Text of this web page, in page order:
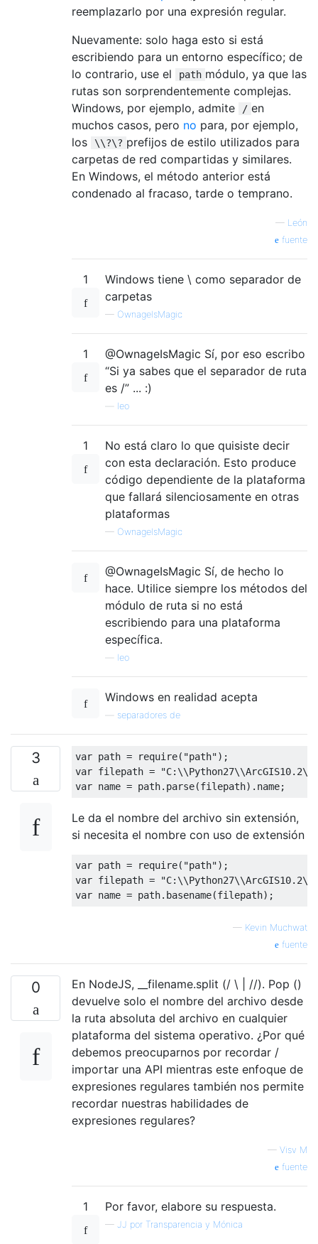
reemplazarlo por una expresión regular.
Nuevamente: solo haga esto si está
escribiendo para un entorno específico; de
lo contrario, use el
path módulo, ya que las
rutas son sorprendentemente complejas.
Windows, por ejemplo, admite
/ en
muchos casos, pero no para, por ejemplo,
los
\\?\? prefijos de estilo utilizados para
carpetas de red compartidas y similares.
En Windows, el método anterior está
condenado al fracaso, tarde o temprano.
— León
fuente
1
Windows tiene \ como separador de
carpetas
— OwnageIsMagic
1
@OwnageIsMagic Sí, por eso escribo
“Si ya sabes que el separador de ruta
es /” ... :)
leo
1
No está claro lo que quisiste decir
con esta declaración. Esto produce
código dependiente de la plataforma
que fallará silenciosamente en otras
plataformas
— OwnageIsMagic
@OwnageIsMagic Sí, de hecho lo
hace. Utilice siempre los métodos del
módulo de ruta si no está
escribiendo para una plataforma
específica.
leo
Windows en realidad acepta
separadores de
3 var path = require( "path");
var filepath =
var name = path. parse(filepath). name;
Le da el nombre del archivo sin extensión,
si necesita el nombre con uso de extensión
var path = require( "path");
var filepath =
var name = path. basename(filepath);
— Kevin Muchwat
fuente
0
En NodeJS, __filename.split (/ \ | //). Pop ()
devuelve solo el nombre del archivo desde
la ruta absoluta del archivo en cualquier
plataforma del sistema operativo. ¿Por qué
debemos preocuparnos por recordar /
importar una API mientras este enfoque de
expresiones regulares también nos permite
recordar nuestras habilidades de
expresiones regulares?
— Visv M
fuente
1 Por favor, elabore su respuesta.
— JJ por Transparencia y Mónica